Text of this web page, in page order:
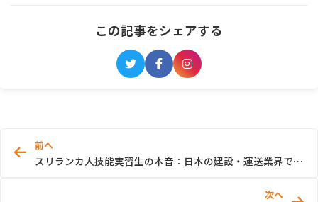
この記事をシェアする
前へ
スリランカ人技能実習生の本音：日本の建設・運送業界で働く喜びと苦労
次へ